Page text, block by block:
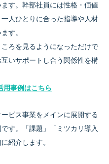
す。幹部社員には性格・価値
人ひとりに合った指導や人材
す。
ろを見るようになっただけで
いサポートし合う関係性を構
用事例はこちら
ビス事業をメインに展開する
す。「課題」「ミツカリ導入
紹介します。